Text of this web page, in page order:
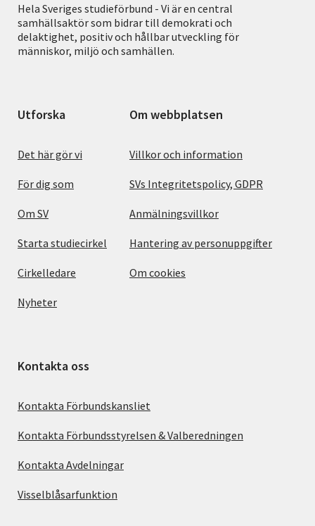
Hela Sveriges studieförbund - Vi är en central
samhällsaktör som bidrar till demokrati och
delaktighet, positiv och hållbar utveckling för
människor, miljö och samhällen.
Utforska
Det här gör vi
För dig som
Om SV
Starta studiecirkel
Cirkelledare
Nyheter
Om webbplatsen
Villkor och information
SVs Integritetspolicy, GDPR
Anmälningsvillkor
Hantering av personuppgifter
Om cookies
Kontakta oss
Kontakta Förbundskansliet
Kontakta Förbundsstyrelsen & Valberedningen
Kontakta Avdelningar
Visselblåsarfunktion